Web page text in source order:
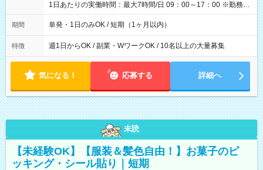
1日あたりの実働時間：最大7時間/日 09：00～17：00 ※勤務時
間は 試験により異なります。
期間 単発・1日のみOK / 短期（1ヶ月以内）
特徴 週1日からOK / 副業・WワークOK / 10名以上の大量募集
気になる！ 応募する 詳細へ
未読
【未経験OK】【服装＆髪色自由！】お菓子のピ
ッキング・シール貼り｜短期